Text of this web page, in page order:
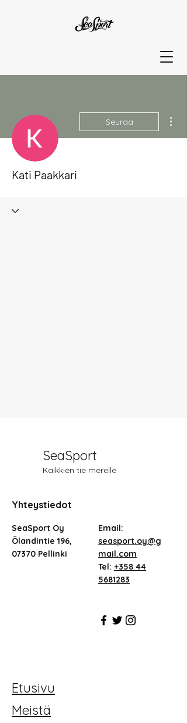
Seuraa
Kati Paakkari
SeaSport
Kaikkien tie merelle
Yhteystiedot
SeaSport Oy
Ölandintie 196,
07370 Pellinki
Email:
seasport.oy@g
mail.com
Tel: +358 44
5681283
Etusivu
Meistä